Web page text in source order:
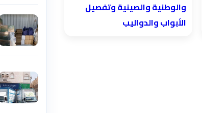
والوطنية والصينية وتفصيل
الأبواب والدواليب